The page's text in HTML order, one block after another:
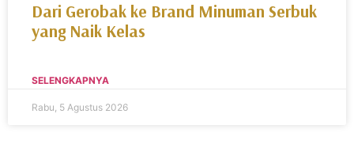
Dari Gerobak ke Brand Minuman Serbuk
yang Naik Kelas
SELENGKAPNYA
Rabu, 5 Agustus 2026